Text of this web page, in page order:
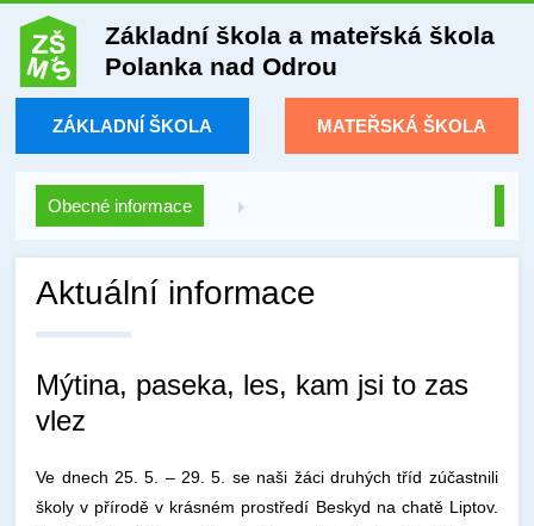
Základní škola a mateřská škola
Polanka nad Odrou
ZÁKLADNÍ ŠKOLA MATEŘSKÁ ŠKOLA
Obecné informace
Aktuální informace
Mýtina, paseka, les, kam jsi to zas
vlez
Ve dnech 25. 5. – 29. 5. se naši žáci druhých tříd zúčastnili
školy v přírodě v krásném prostředí Beskyd na chatě Liptov.